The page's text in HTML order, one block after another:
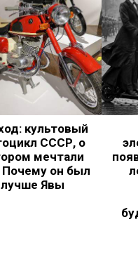
культовый
СССР, о
мечтали
Почему он был
лучше Явы